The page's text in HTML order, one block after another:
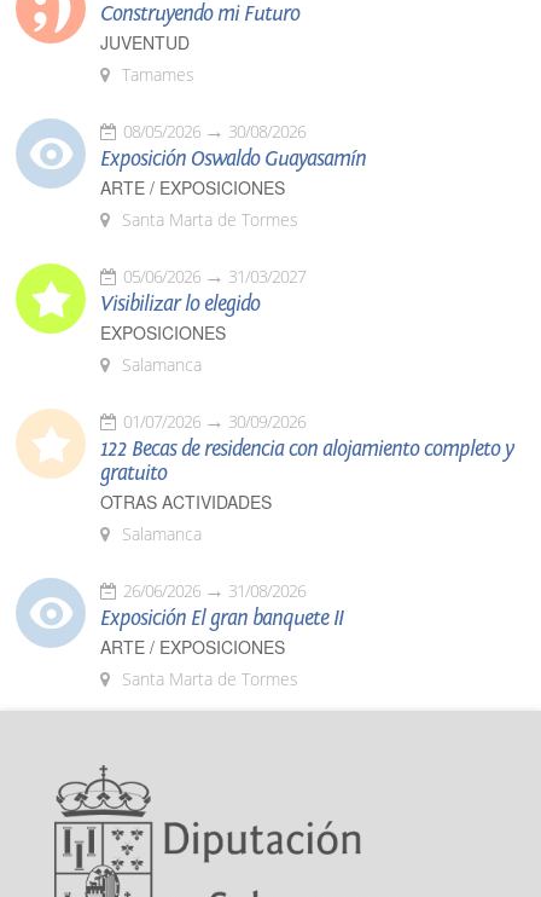
Construyendo mi Futuro
JUVENTUD
Tamames
08/05/2026 30/08/2026
Exposición Oswaldo Guayasamín
ARTE / EXPOSICIONES
Santa Marta de Tormes
05/06/2026 31/03/2027
Visibilizar lo elegido
EXPOSICIONES
Salamanca
01/07/2026 30/09/2026
122 Becas de residencia con alojamiento completo y
gratuito
OTRAS ACTIVIDADES
Salamanca
26/06/2026 31/08/2026
Exposición El gran banquete II
ARTE / EXPOSICIONES
Santa Marta de Tormes